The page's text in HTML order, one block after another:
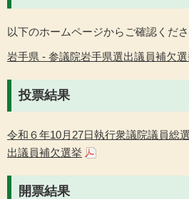
以下のホームページからご確認くださ
岩手県 - 参議院岩手県選出議員補欠
投票結果
令和６年10月27日執行衆議院議員総
出議員補欠選挙
開票結果